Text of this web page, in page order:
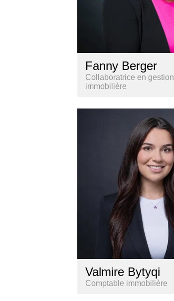
Fanny Berger
Collaboratrice en gestion
immobilière
Valmire Bytyqi
Comptable immobilière